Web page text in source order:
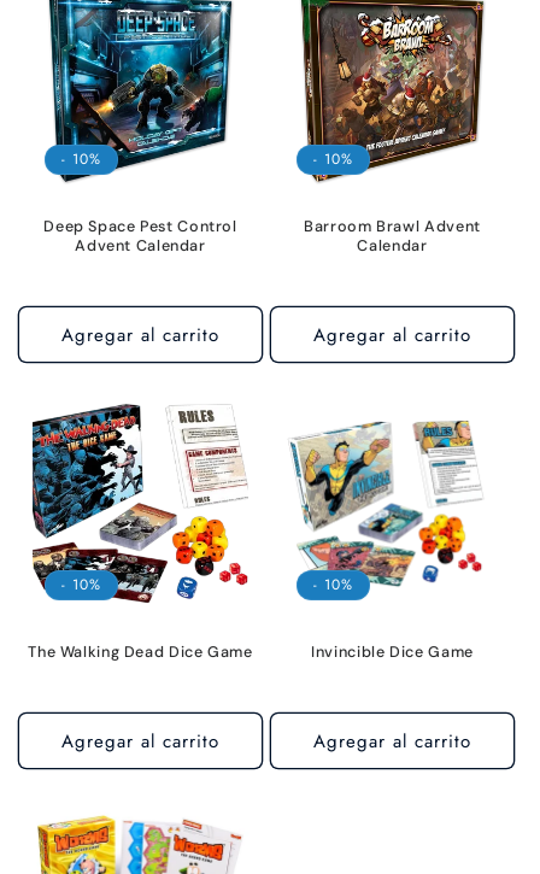
- 10%
Deep Space Pest Control
Advent Calendar
Agregar al carrito
- 10%
Barroom Brawl Advent
Calendar
Agregar al carrito
- 10%
The Walking Dead Dice Game
Agregar al carrito
- 10%
Invincible Dice Game
Agregar al carrito